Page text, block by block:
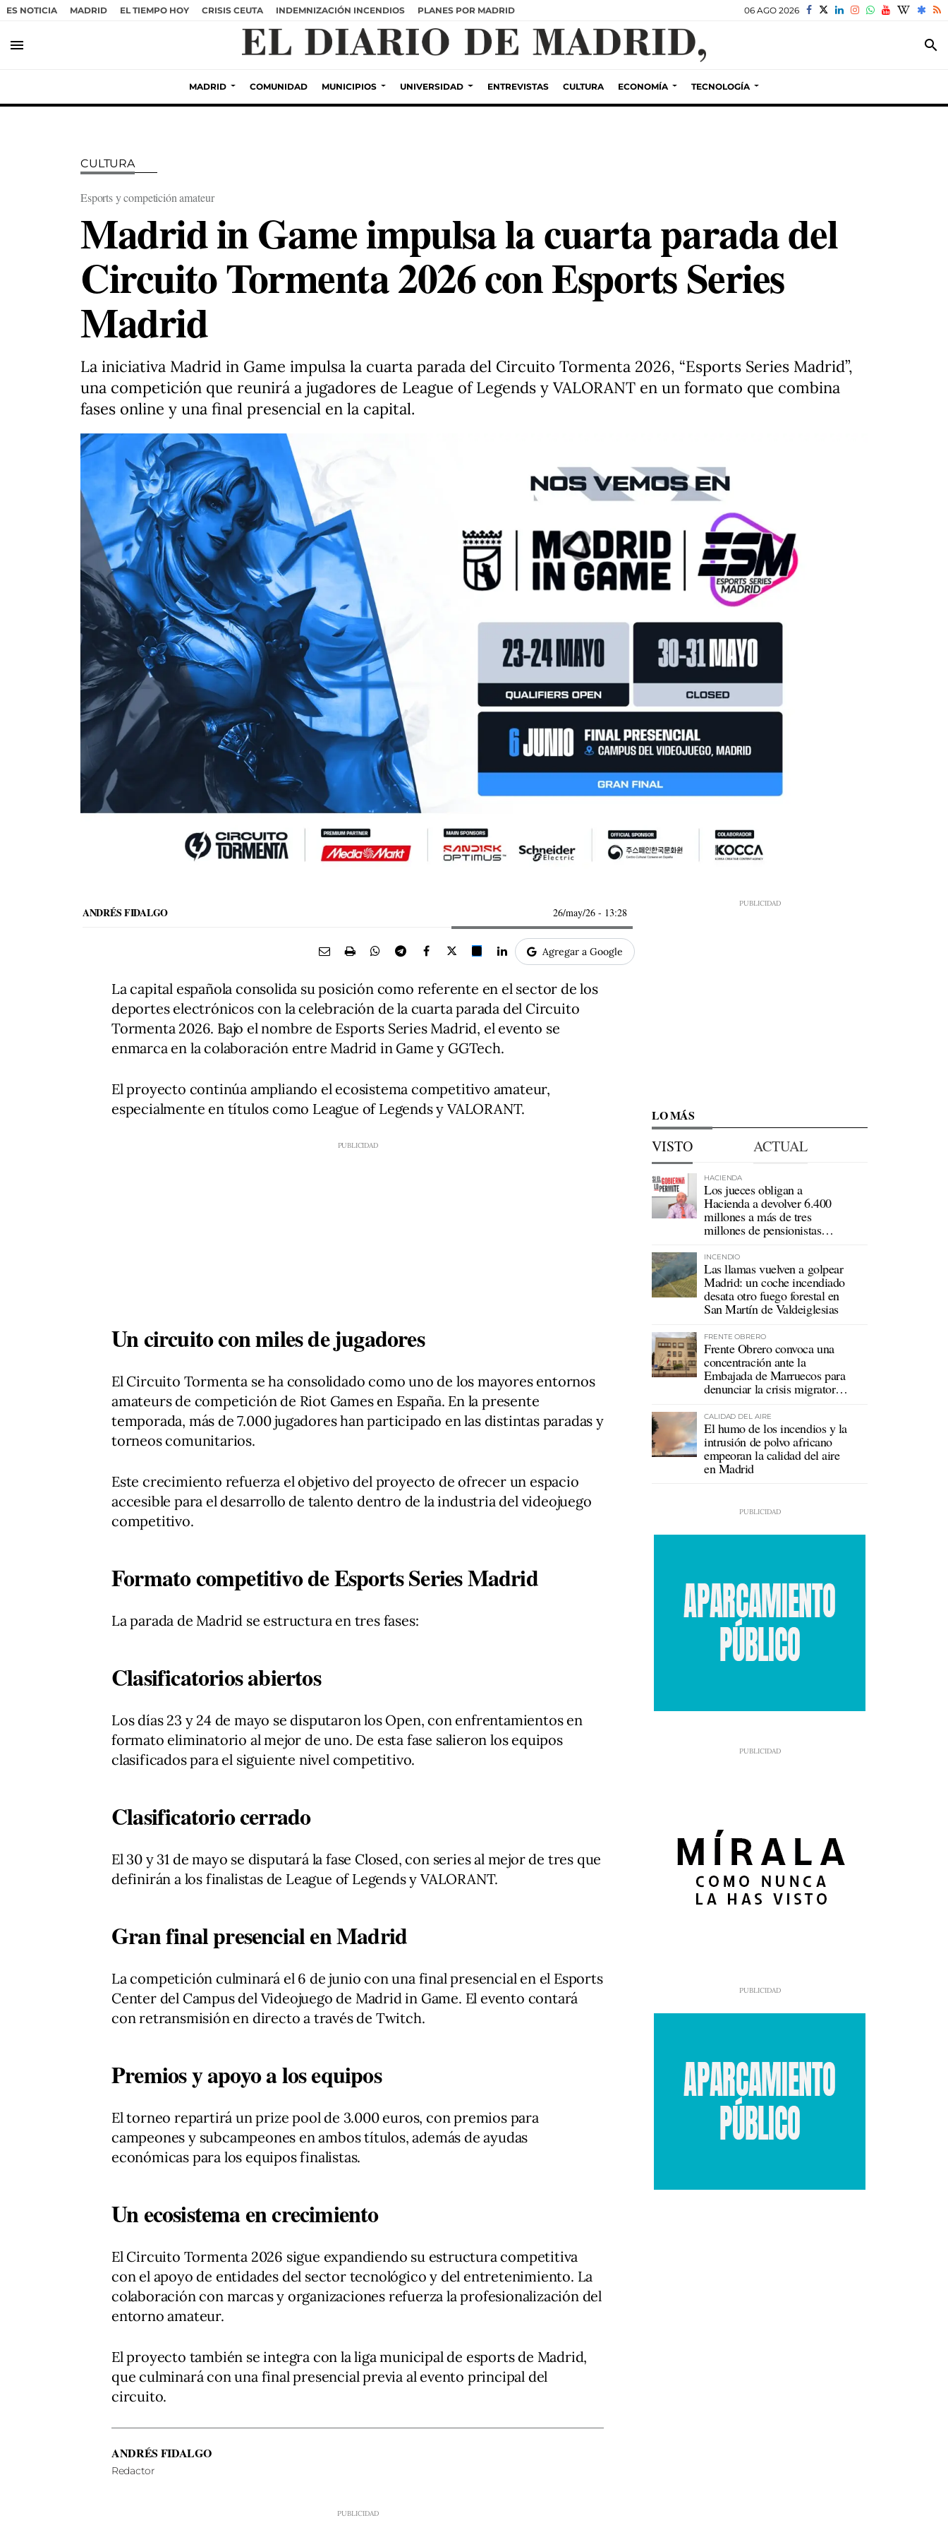
ES NOTICIA MADRID EL TIEMPO HOY CRISIS CEUTA INDEMNIZACIÓN INCENDIOS PLANES POR MADRID 06 AGO 2026
menu search
MADRID COMUNIDAD MUNICIPIOS UNIVERSIDAD ENTREVISTAS CULTURA ECONOMÍA TECNOLOGÍA
CULTURA
Esports y competición amateur
Madrid in Game impulsa la cuarta parada del
Circuito Tormenta 2026 con Esports Series
Madrid
La iniciativa Madrid in Game impulsa la cuarta parada del Circuito Tormenta 2026, “Esports Series Madrid”,
una competición que reunirá a jugadores de League of Legends y VALORANT en un formato que combina
fases online y una final presencial en la capital.
ANDRÉS FIDALGO 26/may/26 - 13:28
Agregar a Google
La capital española consolida su posición como referente en el sector de los
deportes electrónicos con la celebración de la cuarta parada del Circuito
Tormenta 2026. Bajo el nombre de Esports Series Madrid, el evento se
enmarca en la colaboración entre Madrid in Game y GGTech.
El proyecto continúa ampliando el ecosistema competitivo amateur,
especialmente en títulos como League of Legends y VALORANT.
Un circuito con miles de jugadores
El Circuito Tormenta se ha consolidado como uno de los mayores entornos
amateurs de competición de Riot Games en España. En la presente
temporada, más de 7.000 jugadores han participado en las distintas paradas y
torneos comunitarios.
Este crecimiento refuerza el objetivo del proyecto de ofrecer un espacio
accesible para el desarrollo de talento dentro de la industria del videojuego
competitivo.
Formato competitivo de Esports Series Madrid
La parada de Madrid se estructura en tres fases:
Clasificatorios abiertos
Los días 23 y 24 de mayo se disputaron los Open, con enfrentamientos en
formato eliminatorio al mejor de uno. De esta fase salieron los equipos
clasificados para el siguiente nivel competitivo.
Clasificatorio cerrado
El 30 y 31 de mayo se disputará la fase Closed, con series al mejor de tres que
definirán a los finalistas de League of Legends y VALORANT.
Gran final presencial en Madrid
La competición culminará el 6 de junio con una final presencial en el Esports
Center del Campus del Videojuego de Madrid in Game. El evento contará
con retransmisión en directo a través de Twitch.
Premios y apoyo a los equipos
El torneo repartirá un prize pool de 3.000 euros, con premios para
campeones y subcampeones en ambos títulos, además de ayudas
económicas para los equipos finalistas.
Un ecosistema en crecimiento
El Circuito Tormenta 2026 sigue expandiendo su estructura competitiva
con el apoyo de entidades del sector tecnológico y del entretenimiento. La
colaboración con marcas y organizaciones refuerza la profesionalización del
entorno amateur.
El proyecto también se integra con la liga municipal de esports de Madrid,
que culminará con una final presencial previa al evento principal del
circuito.
ANDRÉS FIDALGO
Redactor
LO MÁS
VISTO ACTUAL
HACIENDA
Los jueces obligan a
Hacienda a devolver 6.400
millones a más de tres
millones de pensionistas
INCENDIO
Las llamas vuelven a golpear
Madrid: un coche incendiado
desata otro fuego forestal en
San Martín de Valdeiglesias
FRENTE OBRERO
Frente Obrero convoca una
concentración ante la
Embajada de Marruecos para
denunciar la crisis migratoria
CALIDAD DEL AIRE
El humo de los incendios y la
intrusión de polvo africano
empeoran la calidad del aire
en Madrid